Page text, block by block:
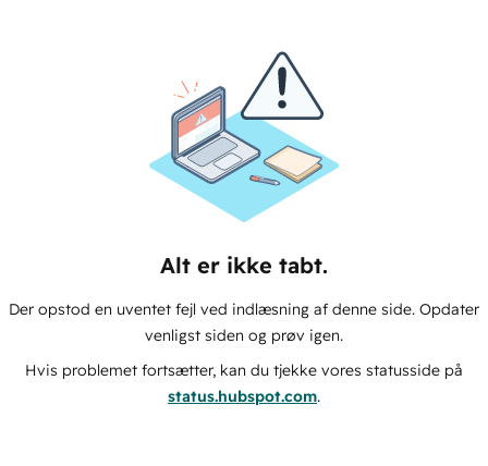
Alt er ikke tabt.
Der opstod en uventet fejl ved indlæsning af denne side. Opdater
venligst siden og prøv igen.
Hvis problemet fortsætter, kan du tjekke vores statusside på
status.hubspot.com.